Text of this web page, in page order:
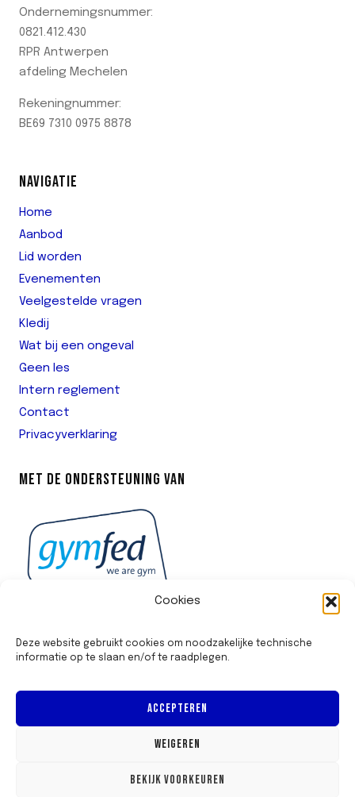
Cookies
Deze website gebruikt cookies om noodzakelijke technische
informatie op te slaan en/of te raadplegen.
ACCEPTEREN
WEIGEREN
BEKIJK VOORKEUREN
Ondernemingsnummer:
0821.412.430
RPR Antwerpen
afdeling Mechelen
Rekeningnummer:
BE69 7310 0975 8878
NAVIGATIE
Home
Aanbod
Lid worden
Evenementen
Veelgestelde vragen
Kledij
Wat bij een ongeval
Geen les
Intern reglement
Contact
Privacyverklaring
MET DE ONDERSTEUNING VAN